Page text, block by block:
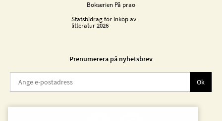
Bokserien På prao
Statsbidrag för inköp av
litteratur 2026
Prenumerera på nyhetsbrev
Ok